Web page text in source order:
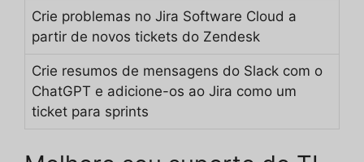
Crie problemas no Jira Software Cloud a
partir de novos tickets do Zendesk
Crie resumos de mensagens do Slack com o
ChatGPT e adicione-os ao Jira como um
ticket para sprints